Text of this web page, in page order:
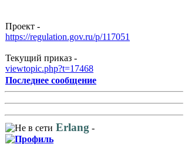
Проект -
https://regulation.gov.ru/p/117051
Текущий приказ -
viewtopic.php?t=17468
Последнее сообщение
Erlang -